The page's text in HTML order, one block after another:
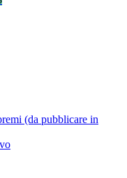
(da pubblicare in